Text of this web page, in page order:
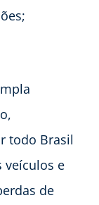
todo Brasil
veículos e
de